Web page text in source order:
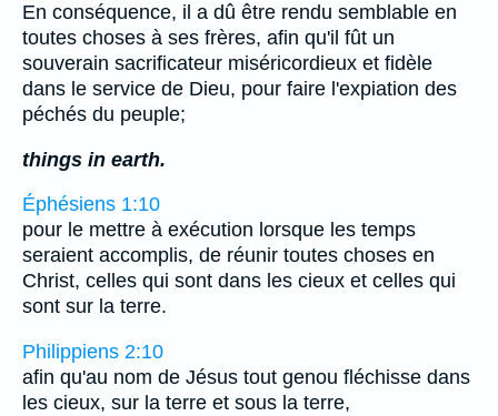
En conséquence, il a dû être rendu semblable en
toutes choses à ses frères, afin qu'il fût un
souverain sacrificateur miséricordieux et fidèle
dans le service de Dieu, pour faire l'expiation des
péchés du peuple;
things in earth.
Éphésiens 1:10
pour le mettre à exécution lorsque les temps
seraient accomplis, de réunir toutes choses en
Christ, celles qui sont dans les cieux et celles qui
sont sur la terre.
Philippiens 2:10
afin qu'au nom de Jésus tout genou fléchisse dans
les cieux, sur la terre et sous la terre,